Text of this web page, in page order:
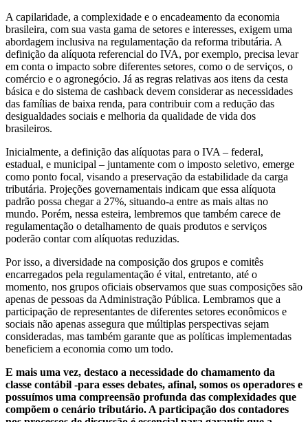
A capilaridade, a complexidade e o encadeamento da economia
brasileira, com sua vasta gama de setores e interesses, exigem uma
abordagem inclusiva na regulamentação da reforma tributária. A
definição da alíquota referencial do IVA, por exemplo, precisa levar
em conta o impacto sobre diferentes setores, como o de serviços, o
comércio e o agronegócio. Já as regras relativas aos itens da cesta
básica e do sistema de cashback devem considerar as necessidades
das famílias de baixa renda, para contribuir com a redução das
desigualdades sociais e melhoria da qualidade de vida dos
brasileiros.
Inicialmente, a definição das alíquotas para o IVA – federal,
estadual, e municipal – juntamente com o imposto seletivo, emerge
como ponto focal, visando a preservação da estabilidade da carga
tributária. Projeções governamentais indicam que essa alíquota
padrão possa chegar a 27%, situando-a entre as mais altas no
mundo. Porém, nessa esteira, lembremos que também carece de
regulamentação o detalhamento de quais produtos e serviços
poderão contar com alíquotas reduzidas.
Por isso, a diversidade na composição dos grupos e comitês
encarregados pela regulamentação é vital, entretanto, até o
momento, nos grupos oficiais observamos que suas composições são
apenas de pessoas da Administração Pública. Lembramos que a
participação de representantes de diferentes setores econômicos e
sociais não apenas assegura que múltiplas perspectivas sejam
consideradas, mas também garante que as políticas implementadas
beneficiem a economia como um todo.
E mais uma vez, destaco a necessidade do chamamento da
classe contábil -para esses debates, afinal, somos os operadores e
possuímos uma compreensão profunda das complexidades que
compõem o cenário tributário. A participação dos contadores